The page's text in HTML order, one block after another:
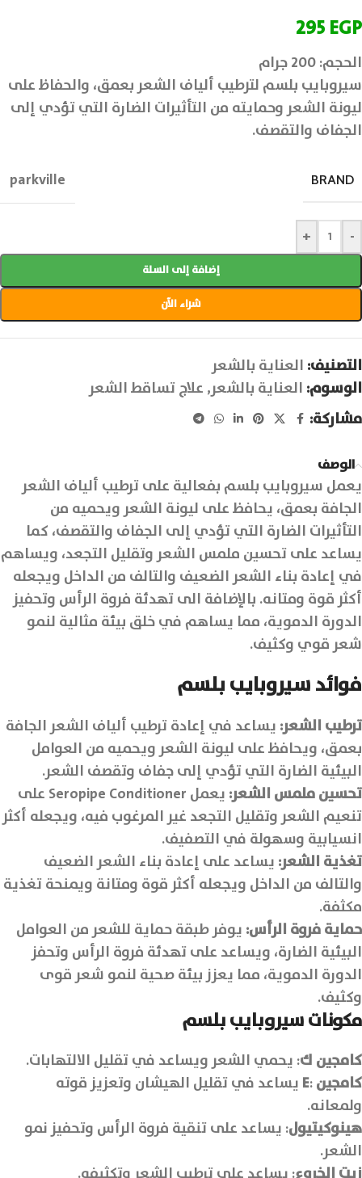
295EGP
الحجم: 200 جرام
سيروبايب بلسم لترطيب ألياف الشعر بعمق، والحفاظ على
ليونة الشعر وحمايته من التأثيرات الضارة التي تؤدي إلى
الجفاف والتقصف.
BRAND
parkville
-
+
إضافة إلى السلة
شراء الآن
التصنيف: العناية بالشعر
الوسوم: العناية بالشعر, علاج تساقط الشعر
مشاركة:
الوصف
يعمل سيروبايب بلسم بفعالية على ترطيب ألياف الشعر
الجافة بعمق، يحافظ على ليونة الشعر ويحميه من
التأثيرات الضارة التي تؤدي إلى الجفاف والتقصف، كما
يساعد على تحسين ملمس الشعر وتقليل التجعد، ويساهم
في إعادة بناء الشعر الضعيف والتالف من الداخل ويجعله
أكثر قوة ومتانه. بالإضافة الى تهدئة فروة الرأس وتحفيز
الدورة الدموية، مما يساهم في خلق بيئة مثالية لنمو
شعر قوي وكثيف.
فوائد سيروبايب بلسم
ترطيب الشعر: يساعد في إعادة ترطيب ألياف الشعر الجافة
بعمق، ويحافظ على ليونة الشعر ويحميه من العوامل
البيئية الضارة التي تؤدي إلى جفاف وتقصف الشعر.
تحسين ملمس الشعر:
يعمل Seropipe Conditioner على
تنعيم الشعر وتقليل التجعد غير المرغوب فيه، ويجعله أكثر
انسيابية وسهولة في التصفيف.
تغذية الشعر: يساعد على إعادة بناء الشعر الضعيف
والتالف من الداخل ويجعله أكثر قوة ومتانة ويمنحة تغذية
مكثفة.
حماية فروة الرأس: يوفر طبقة حماية للشعر من العوامل
البيئية الضارة، ويساعد على تهدئة فروة الرأس وتحفز
الدورة الدموية، مما يعزز بيئة صحية لنمو شعر قوى
وكثيف.
مكونات سيروبايب بلسم
كامجين ك: يحمي الشعر ويساعد في تقليل الالتهابات.
كامجين:
E يساعد في تقليل الهيشان وتعزيز قوته
ولمعانه.
هينوكيتيول: يساعد على تنقية فروة الرأس وتحفيز نمو
الشعر.